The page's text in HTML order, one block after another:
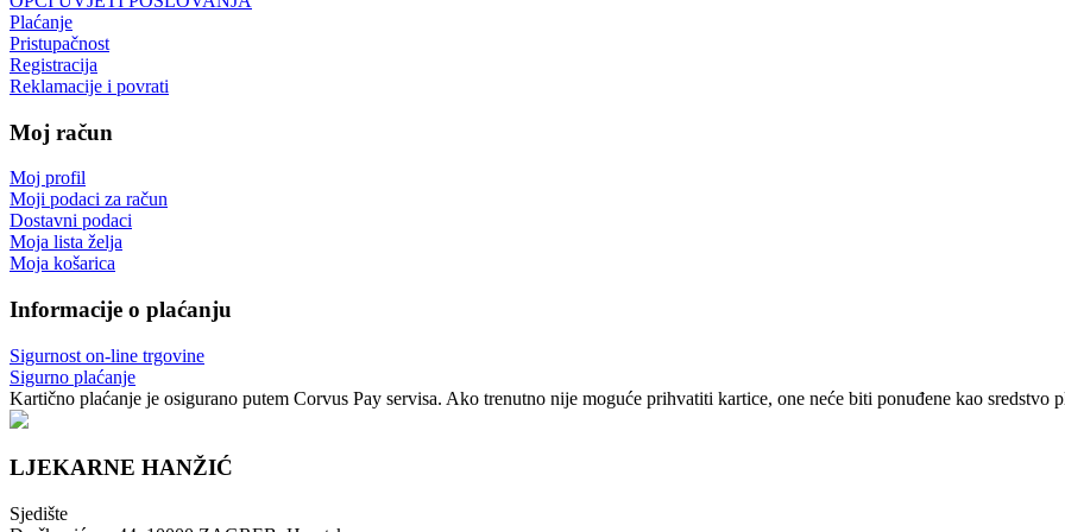
Plaćanje
Pristupačnost
Registracija
Reklamacije i povrati
Moj račun
Moj profil
Moji podaci za račun
Dostavni podaci
Moja lista želja
Moja košarica
Informacije o plaćanju
Sigurnost on-line trgovine
Sigurno plaćanje
Kartično plaćanje je osigurano putem Corvus Pay servisa. Ako trenutno nije moguće prihvatiti kartice, one neće biti ponuđene kao sredstvo
LJEKARNE HANŽIĆ
Sjedište